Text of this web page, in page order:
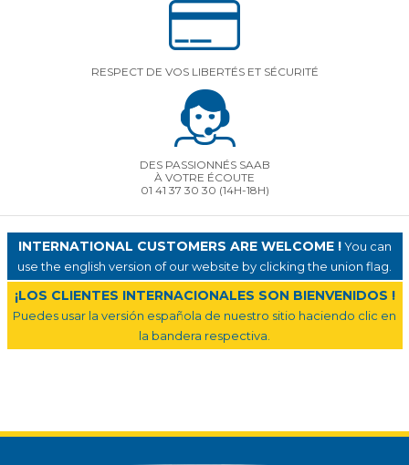
RESPECT DE VOS LIBERTÉS ET SÉCURITÉ
DES PASSIONNÉS SAAB
À VOTRE ÉCOUTE
01 41 37 30 30 (14H-18H)
INTERNATIONAL CUSTOMERS ARE WELCOME !You can
use the english version of our website by clicking the union flag.
¡LOS CLIENTES INTERNACIONALES SON BIENVENIDOS !
Puedes usar la versión española de nuestro sitio haciendo clic en
la bandera respectiva.